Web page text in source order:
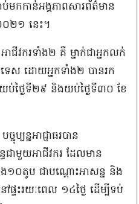
ប់មកកាន់អង្គភាពសារព័ត៌មាន
០២១ នេះ។
វករទាំង២ គឺ ម្នាក់ជាអ្នកលក់
ទេស ដោយអ្នកទាំង២ បានរក
ប់ថ្ងៃទី២៩ និងយប់ថ្ងៃទី៣០ ខែ
ចុប្បន្នអាជ្ញាធរបាន
ាមួយអាជីវករ ដែលមាន
ង១០តូប ជាបណ្តោះអាសន្ន និង
ផ្ទះរយៈពេល ១៤ថ្ងៃ ដើម្បីទប់